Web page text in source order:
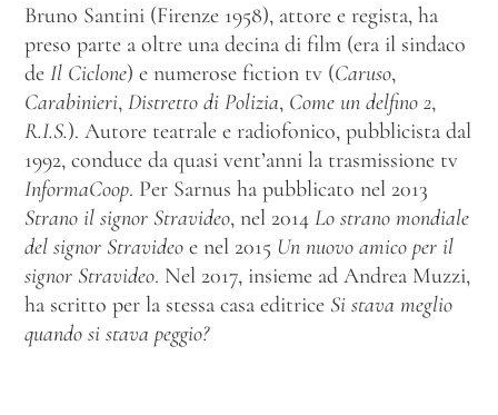
Bruno Santini (Firenze 1958), attore e regista, ha
preso parte a oltre una decina di film (era il sindaco
de Il Ciclone) e numerose fiction tv (Caruso,
Carabinieri, Distretto di Polizia, Come un delfino 2,
R.I.S.). Autore teatrale e radiofonico, pubblicista dal
1992, conduce da quasi vent’anni la trasmissione tv
InformaCoop. Per Sarnus ha pubblicato nel 2013
Strano il signor Stravideo, nel 2014 Lo strano mondiale
del signor Stravideo e nel 2015 Un nuovo amico per il
signor Stravideo. Nel 2017, insieme ad Andrea Muzzi,
ha scritto per la stessa casa editrice Si stava meglio
quando si stava peggio?